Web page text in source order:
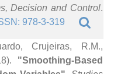
Decision and Control.
978-3-319
Crujeiras, R.M.,
"Smoothing-Based